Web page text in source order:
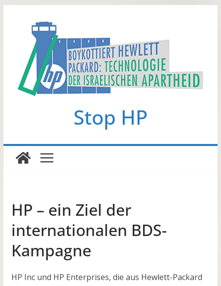
springen
Stop HP
HP – ein Ziel der
internationalen BDS-
Kampagne
HP Inc und HP Enterprises, die aus Hewlett-Packard